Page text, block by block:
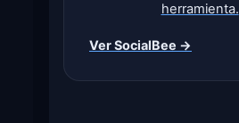
herramienta.
Ver SocialBee →